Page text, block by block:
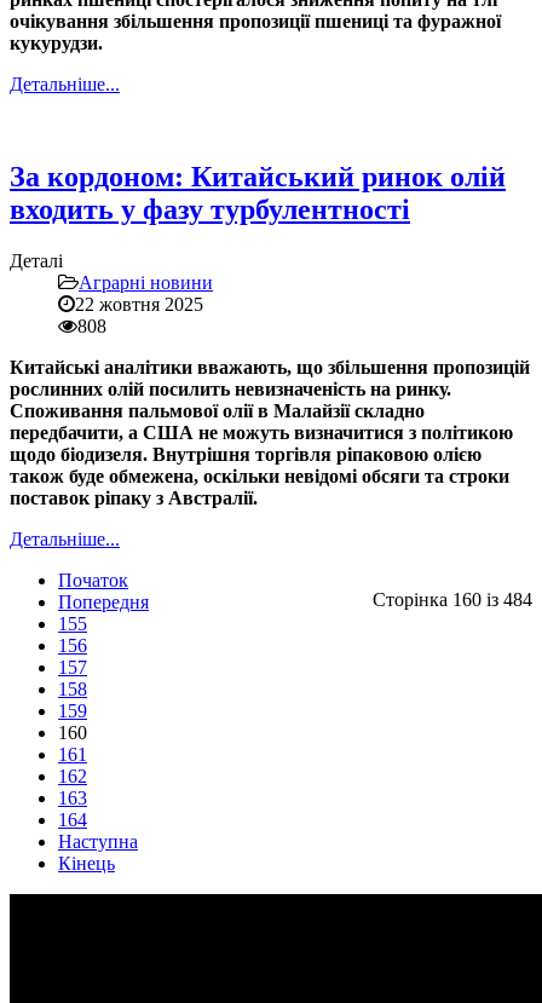
очікування збільшення пропозиції пшениці та фуражної
кукурудзи.
Детальніше...
За кордоном: Китайський ринок олій
входить у фазу турбулентності
Деталі
Аграрні новини
22 жовтня 2025
808
Китайські аналітики вважають, що збільшення пропозицій
рослинних олій посилить невизначеність на ринку.
Споживання пальмової олії в Малайзії складно
передбачити, а США не можуть визначитися з політикою
щодо біодизеля. Внутрішня торгівля ріпаковою олією
також буде обмежена, оскільки невідомі обсяги та строки
поставок ріпаку з Австралії.
Детальніше...
Сторінка 160 із 484
Початок
Попередня
155
156
157
158
159
160
161
162
163
164
Наступна
Кінець